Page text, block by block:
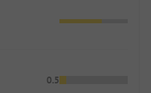
0.5